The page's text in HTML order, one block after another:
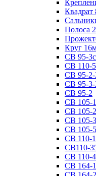
Полоса
Круг
СВ 95-3с
СВ 110-5
СВ 95-2-
СВ 95-
СВ 95-2
СВ 105-
СВ 105-
СВ 105-
СВ 105-
СВ 110-
СВ110-
СВ 110-
СВ 164-